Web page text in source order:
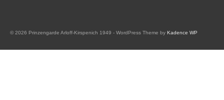
© 2026 Prinzengarde Arloff-Kirspenich 1949 - WordPress Theme by Kadence WP